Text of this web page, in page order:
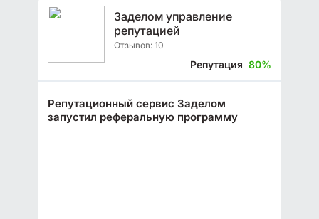
Заделом управление
репутацией
Отзывов: 10
Репутация 80%
Репутационный сервис Заделом
запустил реферальную программу